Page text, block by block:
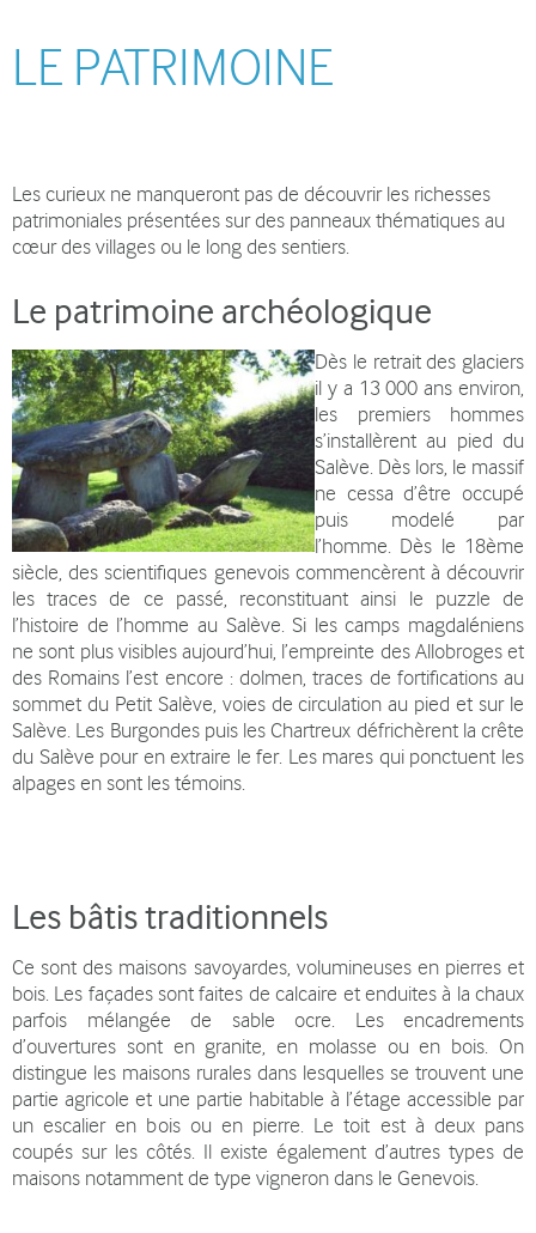
LE PATRIMOINE
Les curieux ne manqueront pas de découvrir les richesses
patrimoniales présentées sur des panneaux thématiques au
cœur des villages ou le long des sentiers.
Le patrimoine archéologique
Dès le retrait des glaciers
il y a 13 000 ans environ,
les premiers hommes
s’installèrent au pied du
Salève. Dès lors, le massif
ne cessa d’être occupé
puis modelé par
l’homme. Dès le 18ème
siècle, des scientifiques genevois commencèrent à découvrir
les traces de ce passé, reconstituant ainsi le puzzle de
l’histoire de l’homme au Salève. Si les camps magdaléniens
ne sont plus visibles aujourd’hui, l’empreinte des Allobroges et
des Romains l’est encore : dolmen, traces de fortifications au
sommet du Petit Salève, voies de circulation au pied et sur le
Salève. Les Burgondes puis les Chartreux défrichèrent la crête
du Salève pour en extraire le fer. Les mares qui ponctuent les
alpages en sont les témoins.
Les bâtis traditionnels
Ce sont des maisons savoyardes, volumineuses en pierres et
bois. Les façades sont faites de calcaire et enduites à la chaux
parfois mélangée de sable ocre. Les encadrements
d’ouvertures sont en granite, en molasse ou en bois. On
distingue les maisons rurales dans lesquelles se trouvent une
partie agricole et une partie habitable à l’étage accessible par
un escalier en bois ou en pierre. Le toit est à deux pans
coupés sur les côtés. Il existe également d’autres types de
maisons notamment de type vigneron dans le Genevois.